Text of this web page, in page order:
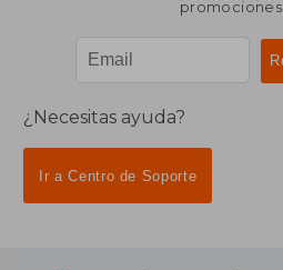
promociones
¿Necesitas ayuda?
Ir a Centro de Soporte